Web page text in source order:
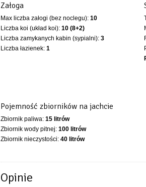
Załoga
Max liczba załogi (bez noclegu): 10
Liczba koi (układ koi): 10 (8+2)
Liczba zamykanych kabin (sypialni): 3
Liczba łazienek: 1
Pojemność zbiorników na jachcie
Zbiornik paliwa: 15 litrów
Zbiornik wody pitnej: 100 litrów
Zbiornik nieczystości: 40 litrów
Opinie